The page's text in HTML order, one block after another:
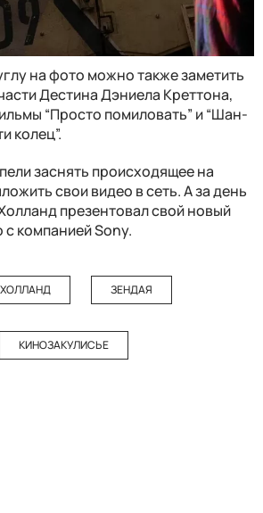
на фото можно также заметить
Дестина Дэниела Креттона,
“Просто помиловать” и “Шан-
колец”.
заснять происходящее на
свои видео в сеть. А за день
презентовал свой новый
компанией Sony.
ЗЕНДАЯ
КИНОЗАКУЛИСЬЕ